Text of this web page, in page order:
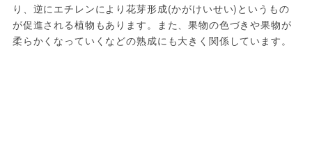
り、逆にエチレンにより花芽形成(かがけいせい)というもの
が促進される植物もあります。また、果物の色づきや果物が
柔らかくなっていくなどの熟成にも大きく関係しています。